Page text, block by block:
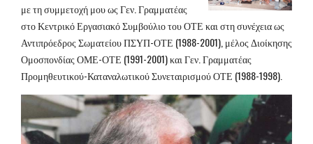
με τη συμμετοχή μου ως Γεν. Γραμματέας
στο Κεντρικό Εργασιακό Συμβούλιο του ΟΤΕ και στη συνέχεια ως
Αντιπρόεδρος Σωματείου ΠΣΥΠ-ΟΤΕ (1988-2001), μέλος Διοίκησης
Ομοσπονδίας ΟΜΕ-ΟΤΕ (1991-2001) και Γεν. Γραμματέας
Προμηθευτικού-Καταναλωτικού Συνεταιρισμού ΟΤΕ (1988-1998).